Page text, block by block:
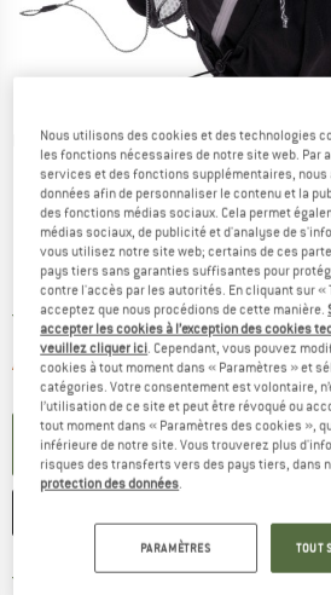
Photos détaillées
Prix:
119,95€ TVA incl.
Livraison gratuite(FR)France.
Article momentanément épuisé;Le lien
PARAMÉTRER
Livraison gratuite dès 69 € (FR)
Nous utilisons des cookies et des technologies
les fonctions nécessaires de notre site web. Par
services et des fonctions supplémentaires, nous
données afin de personnaliser le contenu et la
des fonctions médias sociaux. Cela permet
médias sociaux, de publicité et d'analyse de
vous utilisez notre site web; certains de ces
pays tiers sans garanties suffisantes pour
contre l'accès par les autorités. En cliquant sur «
acceptez que nous procédions de cette manière.
accepter les cookies à l’exception des cookies
veuillez cliquer ici. Cependant, vous pouvez
cookies à tout moment dans « Paramètres » et
catégories. Votre consentement est volontaire,
l’utilisation de ce site et peut être révoqué ou
tout moment dans « Paramètres des cookies »,
inférieure de notre site. Vous trouverez plus
risques des transferts vers des pays tiers, dans
protection des données.
PARAMÈTRES TOUT